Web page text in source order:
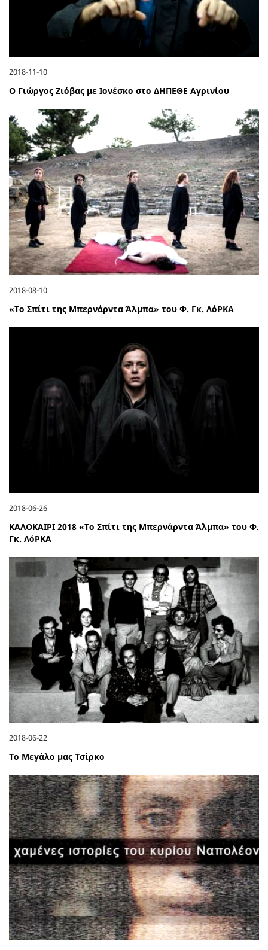
2018-11-10
Ο Γιώργος Ζιόβας με Ιονέσκο στο ΔΗΠΕΘΕ Αγρινίου
2018-08-10
«Το Σπίτι της Μπερνάρντα Άλμπα» του Φ. Γκ. ΛόΡΚΑ
2018-06-26
ΚΑΛΟΚΑΙΡΙ 2018 «Το Σπίτι της Μπερνάρντα Άλμπα» του Φ.
Γκ. ΛόΡΚΑ
2018-06-22
Το Μεγάλο μας Τσίρκο